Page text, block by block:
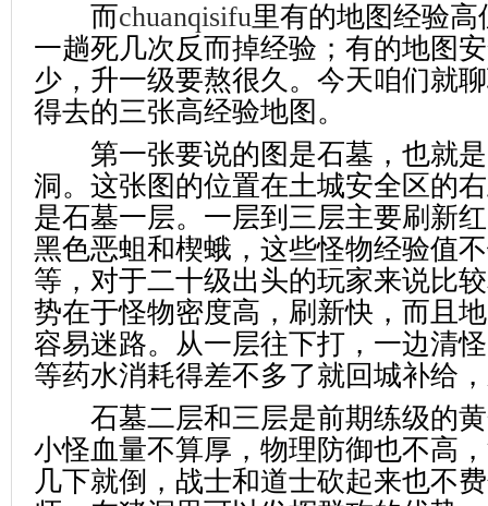
而chuanqisifu里有的地图经验
一趟死几次反而掉经验；有的地图
少，升一级要熬很久。今天咱们就
得去的三张高经验地图。
第一张要说的图是石墓，也就是
洞。这张图的位置在土城安全区的
是石墓一层。一层到三层主要刷新
黑色恶蛆和楔蛾，这些怪物经验值
等，对于二十级出头的玩家来说比
势在于怪物密度高，刷新快，而且
容易迷路。从一层往下打，一边清
等药水消耗得差不多了就回城补给
石墓二层和三层是前期练级的黄
小怪血量不算厚，物理防御也不高
几下就倒，战士和道士砍起来也不